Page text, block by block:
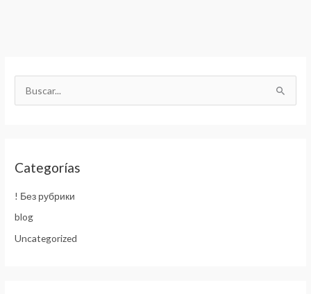
u
:
Categorías
! Без рубрики
blog
Uncategorized